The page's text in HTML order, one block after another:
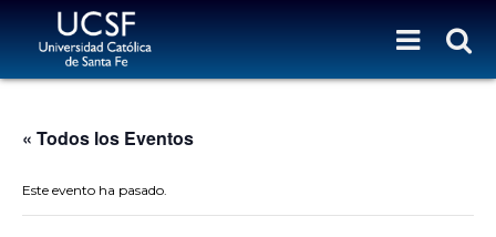
« Todos los Eventos
Este evento ha pasado.